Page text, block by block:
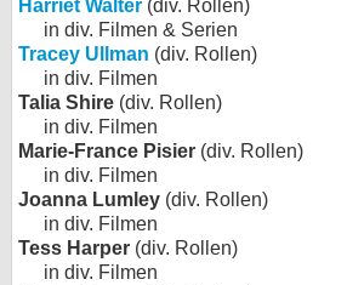
Harriet Walter (div. Rollen)
in div. Filmen & Serien
Tracey Ullman (div. Rollen)
in div. Filmen
Talia Shire (div. Rollen)
in div. Filmen
Marie-France Pisier (div. Rollen)
in div. Filmen
Joanna Lumley (div. Rollen)
in div. Filmen
Tess Harper (div. Rollen)
in div. Filmen